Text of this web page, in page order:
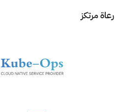
رعاة مرتكز